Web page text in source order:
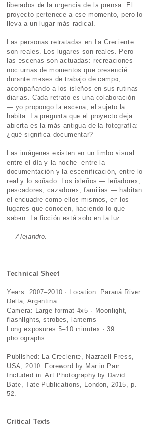
liberados de la urgencia de la prensa. El
proyecto pertenece a ese momento, pero lo
lleva a un lugar más radical.
Las personas retratadas en La Creciente
son reales. Los lugares son reales. Pero
las escenas son actuadas: recreaciones
nocturnas de momentos que presencié
durante meses de trabajo de campo,
acompañando a los isleños en sus rutinas
diarias. Cada retrato es una colaboración
— yo propongo la escena, el sujeto la
habita. La pregunta que el proyecto deja
abierta es la más antigua de la fotografía:
¿qué significa documentar?
Las imágenes existen en un limbo visual
entre el día y la noche, entre la
documentación y la escenificación, entre lo
real y lo soñado. Los isleños — leñadores,
pescadores, cazadores, familias — habitan
el encuadre como ellos mismos, en los
lugares que conocen, haciendo lo que
saben. La ficción está solo en la luz.
— Alejandro.
Technical Sheet
Years: 2007–2010 · Location: Paraná River
Delta, Argentina
Camera: Large format 4x5 · Moonlight,
flashlights, strobes, lanterns
Long exposures 5–10 minutes · 39
photographs
Published: La Creciente, Nazraeli Press,
USA, 2010. Foreword by Martin Parr.
Included in: Art Photography by David
Bate, Tate Publications, London, 2015, p.
52.
Critical Texts